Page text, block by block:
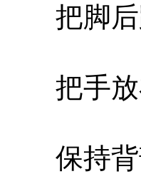
把脚后
把手放
保持背